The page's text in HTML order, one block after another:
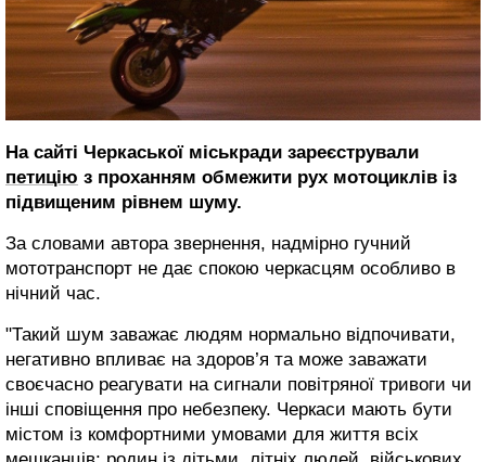
На сайті Черкаської міськради зареєстрували
петицію з проханням обмежити рух мотоциклів із
підвищеним рівнем шуму.
За словами автора звернення, надмірно гучний
мототранспорт не дає спокою черкасцям особливо в
нічний час.
"Такий шум заважає людям нормально відпочивати,
негативно впливає на здоров’я та може заважати
своєчасно реагувати на сигнали повітряної тривоги чи
інші сповіщення про небезпеку. Черкаси мають бути
містом із комфортними умовами для життя всіх